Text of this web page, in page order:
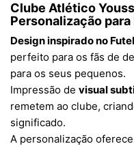
Clube Atlético
Personalização para
Design inspirado no
perfeito para os fãs de
para os seus pequenos.
Impressão de visual
remetem ao clube,
significado.
A personalização